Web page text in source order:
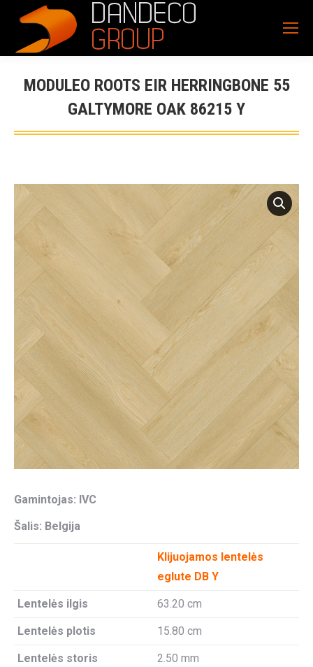
MODULEO ROOTS EIR HERRINGBONE 55
GALTYMORE OAK 86215 Y
Gamintojas: IVC
Šalis: Belgija
Klijuojamos lentelės
eglute DB Y
Lentelės ilgis 63.20 cm
Lentelės plotis 15.80 cm
Lentelės storis 2.50 mm